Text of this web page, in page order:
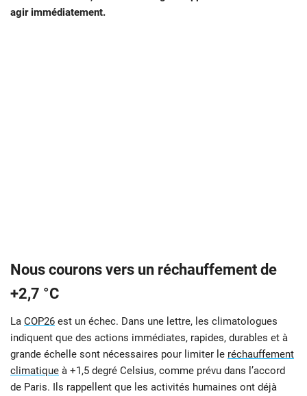
agir immédiatement.
Nous courons vers un réchauffement de
+2,7 °C
La COP26 est un échec. Dans une lettre, les climatologues
indiquent que des actions immédiates, rapides, durables et à
grande échelle sont nécessaires pour limiter le réchauffement
climatique à +1,5 degré Celsius, comme prévu dans l’accord
de Paris. Ils rappellent que les activités humaines ont déjà